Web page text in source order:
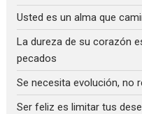
Usted es un alma que
La dureza de su corazón
pecados
Se necesita evolución, no
Ser feliz es limitar tus